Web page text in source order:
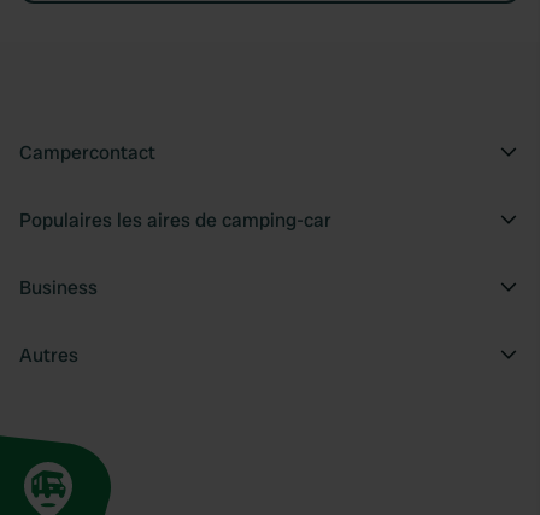
Campercontact
Populaires les aires de camping-car
Business
Autres